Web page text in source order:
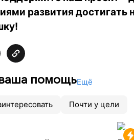
развития
помощьЕщё
Почти у цели